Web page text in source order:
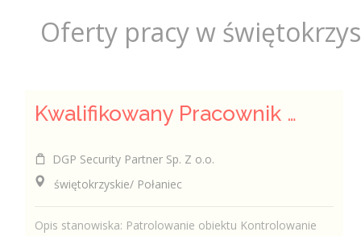
Oferty pracy w
Kwalifikowany Pracownik Ochrony z Pozwoleniem na Broń (K/M)
DGP Security Partner Sp. Z o.o.
świętokrzyskie/ Połaniec
Opis stanowiska: Patrolowanie obiektu Kontrolowanie